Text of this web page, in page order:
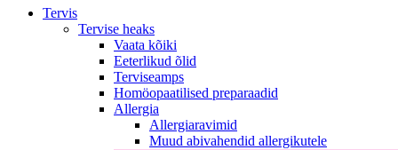
Tervis
Tervise heaks
Vaata kõiki
Eeterlikud õlid
Terviseamps
Homöopaatilised preparaadid
Allergia
Allergiaravimid
Muud abivahendid allergikutele